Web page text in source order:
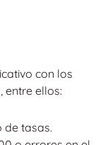
con los
entre ellos:
de tasas.